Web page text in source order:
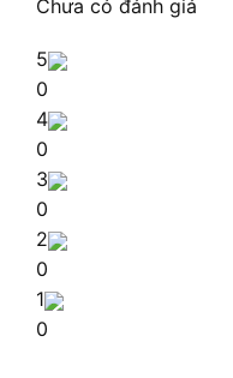
Chưa có đánh giá
5
0
4
0
3
0
2
0
1
0